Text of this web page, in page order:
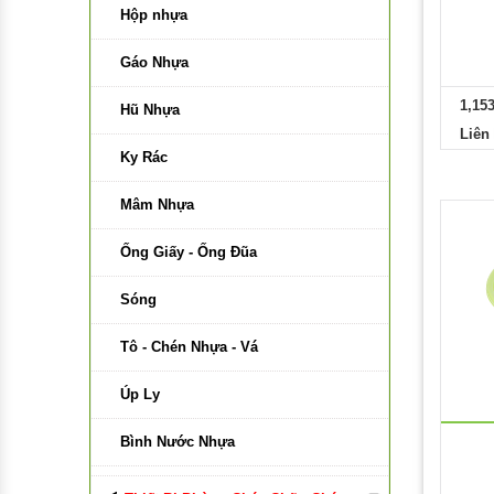
Bảng Di Động Trắng
Bảng Di Động Hai Mặt Xanh
Phụ Kiện Bảng
Bảng Có Bánh Xe
Bảng Di Động Xanh
Bảng Kính Từ
Vật Liệu Làm Bảng
Keo Làm Bảng
Vải Làm Bảng
Gỗ Làm Bảng
Nhựa Làm Bảng
Hộp nhựa
Gáo Nhựa
Hũ Nhựa
Ky Rác
Mâm Nhựa
Ống Giấy - Ống Đũa
Sóng
Tô - Chén Nhựa - Vá
Úp Ly
Bình Nước Nhựa
Lồng Bàn Nhựa
Liên